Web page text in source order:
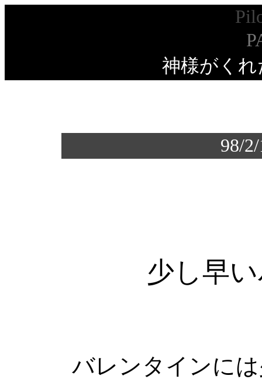
神様がく
98/
少し早
バレンタインに